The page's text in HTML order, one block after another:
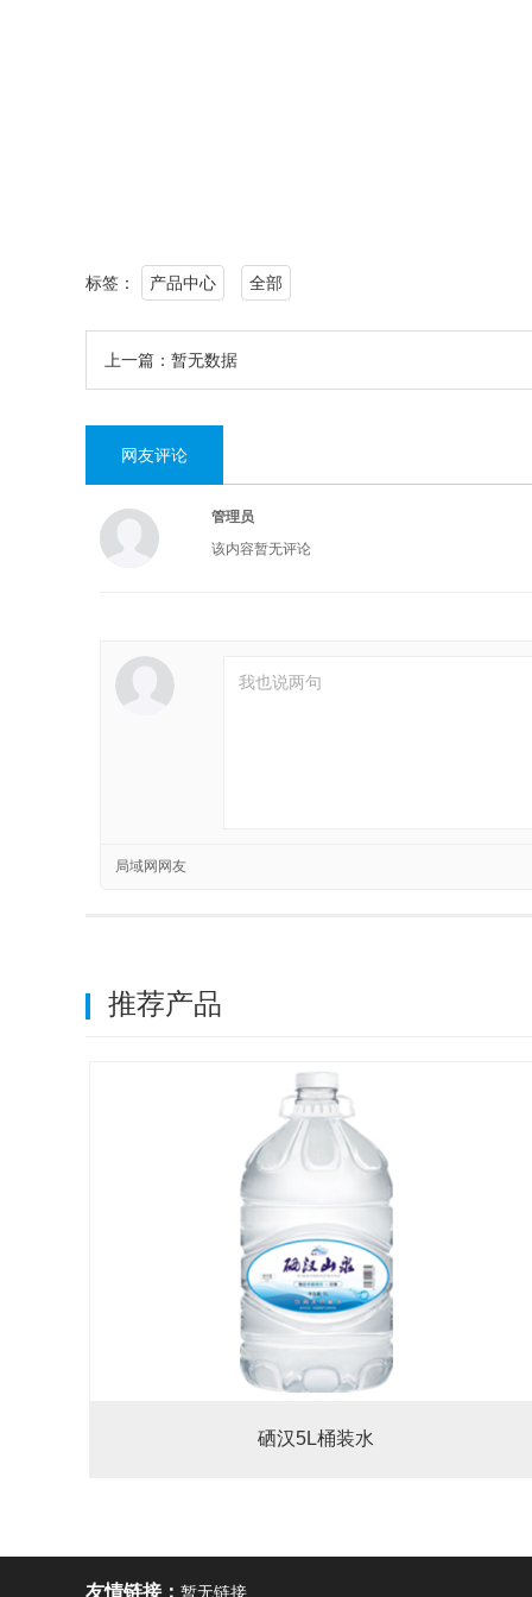
标签： 产品中心 全部
上一篇：暂无数据
网友评论
管理员
该内容暂无评论
局域网网友
推荐产品
硒汉5L桶装水
友情链接： 暂无链接